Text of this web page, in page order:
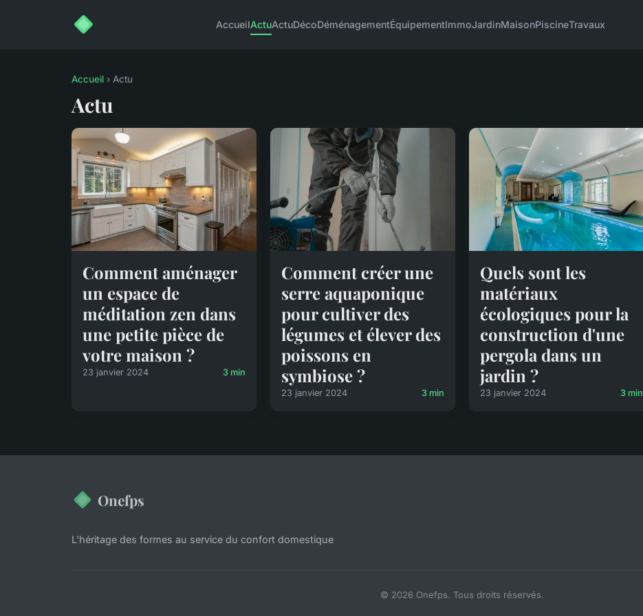
AccueilActuActuDécoDéménagementÉquipementImmoJardinMaisonPiscineTravaux
Accueil › Actu
Actu
Comment aménager
un espace de
méditation zen dans
une petite pièce de
votre maison ?
23 janvier 2024 3 min
Comment créer une
serre aquaponique
pour cultiver des
légumes et élever des
poissons en
symbiose ?
23 janvier 2024 3 min
Quels sont les
matériaux
écologiques pour la
construction d'une
pergola dans un
jardin ?
23 janvier 2024 3 min
Onefps
L'héritage des formes au service du confort domestique
© 2026 Onefps. Tous droits réservés.